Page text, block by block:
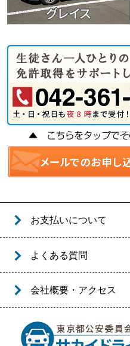
お支払いについて
よくある質問
会社概要・アクセス